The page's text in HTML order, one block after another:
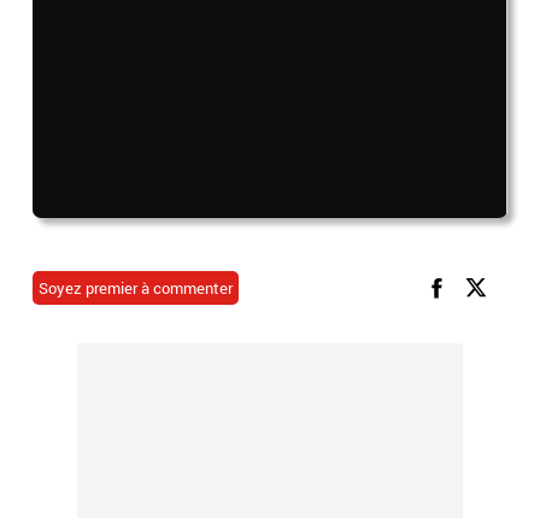
Soyez premier à commenter